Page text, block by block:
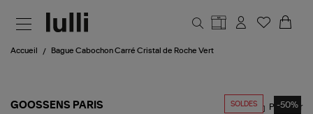
Accueil Bague Cabochon Carré Cristal de Roche Vert
SOLDES -50%
GOOSSENS PARIS Partager